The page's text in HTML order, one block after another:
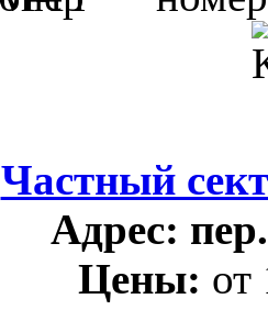
Частный
Адрес:
Цены: от